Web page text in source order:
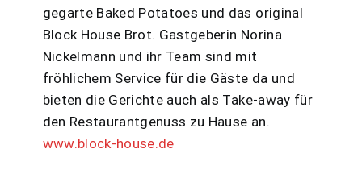
gegarte Baked Potatoes und das original
Block House Brot. Gastgeberin Norina
Nickelmann und ihr Team sind mit
fröhlichem Service für die Gäste da und
bieten die Gerichte auch als Take-away für
den Restaurantgenuss zu Hause an.
www.block-house.de